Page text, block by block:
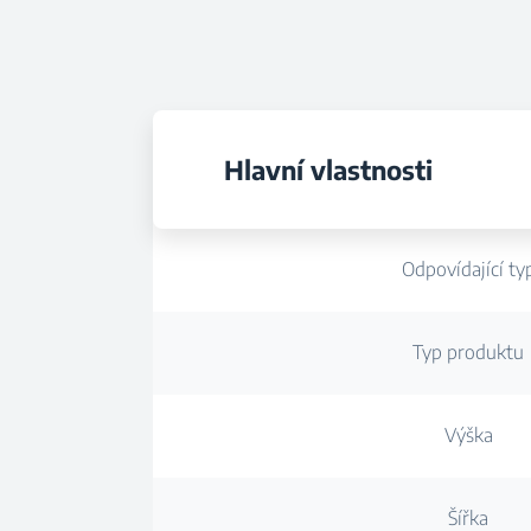
Hlavní vlastnosti
Odpovídající
Typ produktu
Výška
Šířka